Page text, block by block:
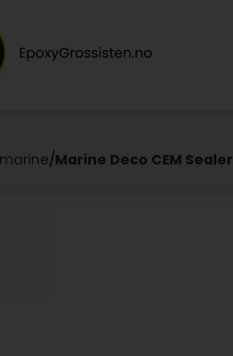
/Marine Deco CEM Sealer